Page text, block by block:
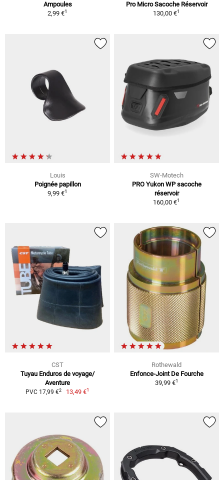
Ampoules
2,99 €1
Pro Micro Sacoche Réservoir
130,00 €1
Louis
Poignée papillon
9,99 €1
SW-Motech
PRO Yukon WP sacoche
réservoir
160,00 €1
CST
Tuyau Enduros de voyage/
Aventure
PVC 17,99 €2 13,49 €1
Rothewald
Enfonce-Joint De Fourche
39,99 €1